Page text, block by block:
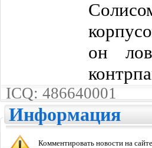
он
ICQ: 486640001
Информация
Комментировать новости на